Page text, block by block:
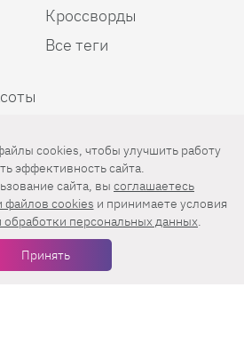
Кроссворды
Все теги
cookies, чтобы улучшить работу
эффективность сайта.
сайта, вы соглашаетесь
файлов cookies и принимаете условия
персональных данных.
Принять